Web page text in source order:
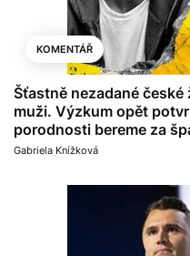
KOMENTÁŘ
Šťastně nezadané
muži. Výzkum opět
porodnosti bereme za
Gabriela Knížková